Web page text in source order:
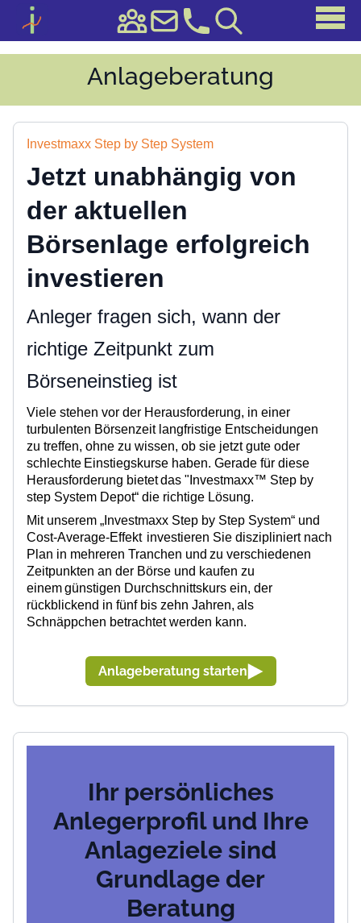
Anlageberatung
Investmaxx Step by Step System
Jetzt unabhängig von
der aktuellen
Börsenlage erfolgreich
investieren
Anleger fragen sich, wann der
richtige Zeitpunkt zum
Börseneinstieg ist
Viele stehen vor der Herausforderung, in einer
turbulenten Börsenzeit langfristige Entscheidungen
zu treffen, ohne zu wissen, ob sie jetzt gute oder
schlechte Einstiegskurse haben. Gerade für diese
Herausforderung bietetdas " Investmaxx™ Step by
step System Depot“ die richtige Lösung.
Mit unserem „Investmaxx Step by Step System“ und
Cost-Average-Effekt investieren Sie diszipliniert nach
Plan in mehreren Tranchen und zu verschiedenen
Zeitpunkten an der Börse und kaufen zu
einemgünstigen Durchschnittskurs ein, der
rückblickend in fünf bis zehn Jahren, als
Schnäppchen betrachtet werden kann.
Anlageberatung starten
Ihr persönliches
Anlegerprofil und Ihre
Anlageziele sind
Grundlage der
Beratung